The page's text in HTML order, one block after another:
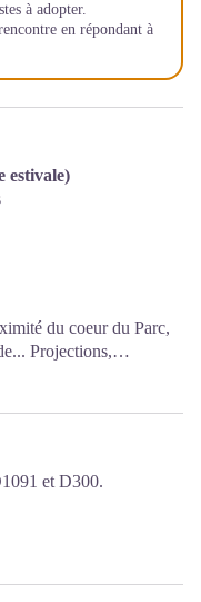
à adopter.
en répondant à
estivale)
du coeur du Parc,
Projections,
libre. Toutes les
et D300.